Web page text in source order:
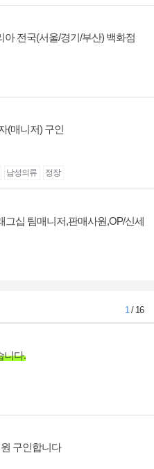
아 전국(서울/경기/부산) 백화점
(매니저) 구인
남성의류 정장
그십 팀매니저,판매사원,OP/신세
1/ 16
니다.
구인합니다